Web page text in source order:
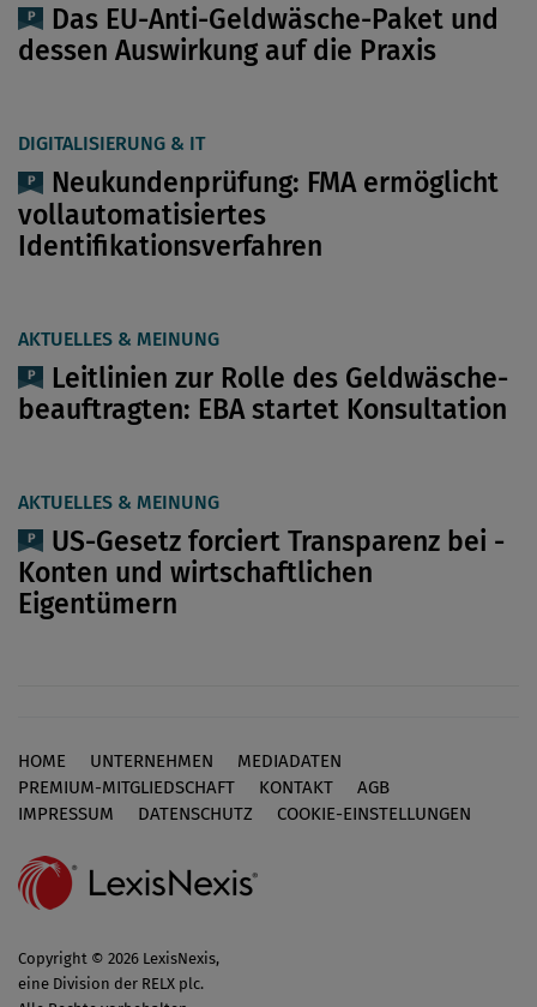
Das EU-Anti-Geldwäsche-Paket und
dessen Auswirkung auf die Praxis
DIGITALISIERUNG & IT
Neukundenprüfung: FMA ermöglicht
vollautomatisiertes
Identifikationsverfahren
AKTUELLES & MEINUNG
Leitlinien zur Rolle des ­Geldwäsche-
beauftragten: EBA startet Konsultation
AKTUELLES & MEINUNG
US-Gesetz forciert Transparenz bei ­
Konten und wirtschaftlichen
Eigentümern
Footer
HOME UNTERNEHMEN
MEDIADATEN
PREMIUM-MITGLIEDSCHAFT
KONTAKT
AGB
IMPRESSUM
DATENSCHUTZ COOKIE-EINSTELLUNGEN
Copyright © 2026 LexisNexis,
eine Division der RELX plc.